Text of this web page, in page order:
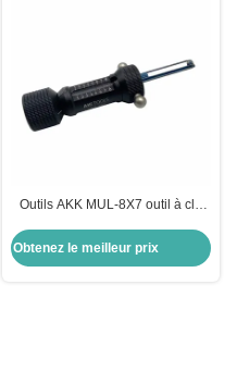
Outils AKK MUL-8X7 outil à clé
verrouillage
Obtenez le meilleur prix